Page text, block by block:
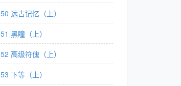
50 远古记忆（上）
51 黑瞳（上）
52 高级符傀（上）
53 下等（上）